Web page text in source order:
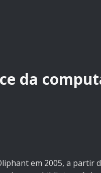
da
em 2005, a partir